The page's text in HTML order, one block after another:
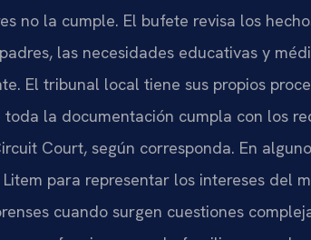
no la cumple. El bufete revisa los
las necesidades educativas y
El tribunal local tiene sus propios
la documentación cumpla con los
Court, según corresponda. En
para representar los intereses del
cuando surgen cuestiones